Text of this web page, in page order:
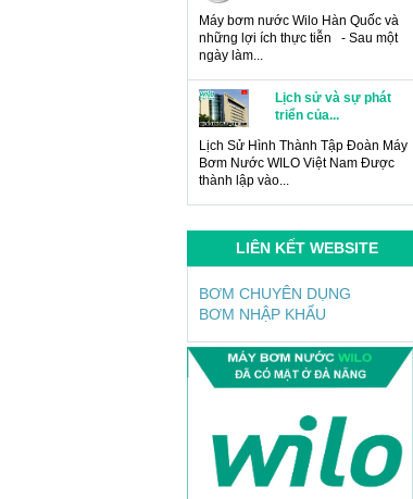
Máy bơm nước Wilo Hàn Quốc và
những lợi ích thực tiễn - Sau một
ngày làm...
Lịch sử và sự phát
triển của...
Lịch Sử Hình Thành Tập Đoàn Máy
Bơm Nước WILO Việt Nam Được
thành lập vào...
Tại sao phải sử dụng máy bơm tăng
áp Wilo? - Nếu ngôi nhà bạn được
xây dựng theo kiểu...
Ứng dụng máy bơm
tuần hoàn nước...
hoàn nước nóng Wilo? Ở Việt Nam
được chia thành 2...
Máy bơm nước đẩy
cao Wilo trong...
LIÊN KẾT WEBSITE
BƠM CHUYÊN DỤNG
BƠM NHẬP KHẨU